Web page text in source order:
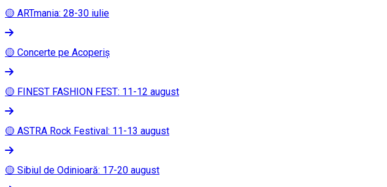
🟡 ARTmania: 28-30 iulie
🟡 Concerte pe Acoperiș
🟡 FINEST FASHION FEST: 11-12 august
🟡 ASTRA Rock Festival: 11-13 august
🟡 Sibiul de Odinioară: 17-20 august